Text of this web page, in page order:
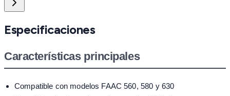
Especificaciones
Características principales
Compatible con modelos FAAC 560, 580 y 630